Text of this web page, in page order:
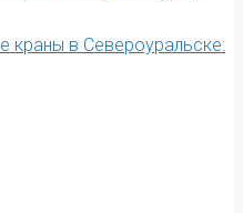
краны в Североуральске: